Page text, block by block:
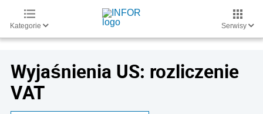
Kategorie Serwisy
Wyjaśnienia US: rozliczenie
VAT